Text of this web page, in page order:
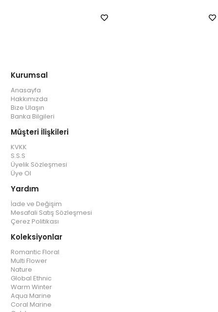
Kurumsal
Anasayfa
Hakkımızda
Bize Ulaşın
Banka Bilgileri
Müşteri İlişkileri
KVKK
S.S.S
Üyelik Sözleşmesi
Üye Ol
Yardım
İade ve Değişim
Mesafali Satış Sözleşmesi
Çerez Politikası
Koleksiyonlar
Romantic Floral
Multi Flower
Nature
Global Ethnic
Warm Winter
Aqua Marine
Coral Marine